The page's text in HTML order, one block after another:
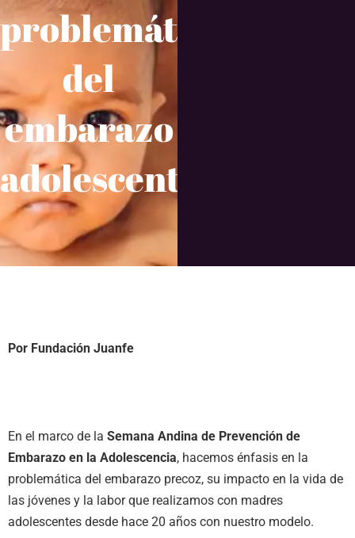
problemática
del
embarazo
adolescente
Por Fundación Juanfe
En el marco de la Semana Andina de Prevención de
Embarazo en la Adolescencia, hacemos énfasis en la
problemática del embarazo precoz, su impacto en la vida de
las jóvenes y la labor que realizamos con madres
adolescentes desde hace 20 años con nuestro modelo.